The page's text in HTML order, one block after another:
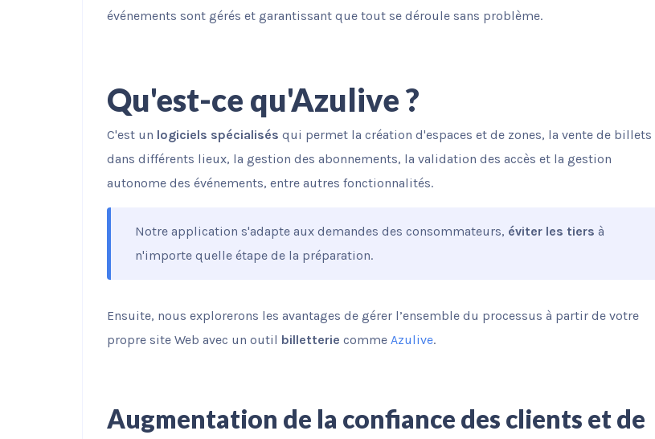
événements sont gérés et garantissant que tout se déroule sans problème.
Qu'est-ce qu'Azulive ?
C'est un logiciels spécialisés qui permet la création d'espaces et de zones, la vente de billets
dans différents lieux, la gestion des abonnements, la validation des accès et la gestion
autonome des événements, entre autres fonctionnalités.
Notre application s'adapte aux demandes des consommateurs, éviter les tiers à
n'importe quelle étape de la préparation.
Ensuite, nous explorerons les avantages de gérer l’ensemble du processus à partir de votre
propre site Web avec un outil billetterie comme Azulive.
Augmentation de la confiance des clients et de